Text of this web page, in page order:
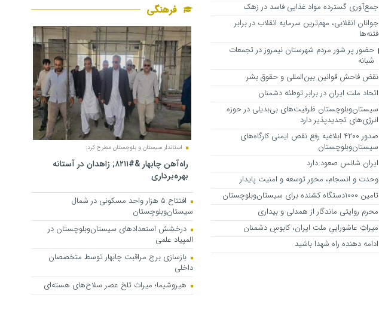
جمع‌آوری گسترده مواد غذایی فاسد در زهک
جوانان انقلابی، مهم‌ترین سرمایه انقلاب در برابر
فتنه‌ها
حضور پر شور مردم شهرستان نیمروز در تجمعات
شبانه
نقض فاحش قوانین بین‌المللی و حقوق بشر
اتحاد ملت ایران در برابر توطئه دشمنان
سیستان‌وبلوچستان ظرفیت‌های بی‌بدیلی در حوزه
انرژی‌های تجدیدپذیر دارد
صدور ۴۲۰۰ ابلاغیه رفع نقص ایمنی کارگاه‌های
سیستان‌وبلوچستان
ایران شانس صعود دارد
وحدت و انسجام، محور توسعه و امنیت پایدار
تامین ۱۰۰۰دستگاه کشنده برای سیستان‌وبلوچستان
محرم روایتی ماندگار از همدلی و بیداری
میراثِ عاشوراییِ ملت ایران، کابوسِ دشمنان
ادامه دهنده راه شهدا باشید
فرهنگی
استاندار سیستان و بلوچستان مطرح کرد:
راه‌آهن چابهار &#۸۲۱۱; زاهدان در آستانه
بهره‌برداری
افتتاح ۵ هزار واحد مسکونی در شمال
سیستان‌وبلوچستان
درخشش استعدادهای سیستان‌وبلوچستان در
المپیاد علمی
بازسازی برج مراقبت چابهار توسط متخصصان
داخلی
هیروشیما؛ میراث تلخ عصر سلاح‌های هسته‌ای